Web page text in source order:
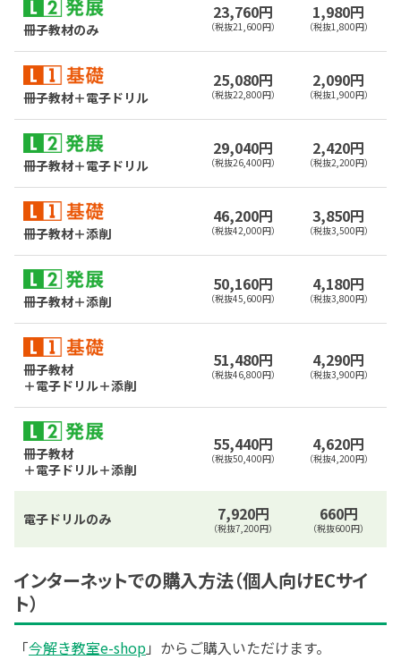
冊子教材のみ
23,760円
（税抜21,600円）
1,980円
（税抜1,800円）
冊子教材＋電子ドリル
25,080円
（税抜22,800円）
2,090円
（税抜1,900円）
冊子教材＋電子ドリル
29,040円
（税抜26,400円）
2,420円
（税抜2,200円）
冊子教材＋添削
46,200円
（税抜42,000円）
3,850円
（税抜3,500円）
冊子教材＋添削
50,160円
（税抜45,600円）
4,180円
（税抜3,800円）
冊子教材
＋電子ドリル＋添削
51,480円
（税抜46,800円）
4,290円
（税抜3,900円）
冊子教材
＋電子ドリル＋添削
55,440円
（税抜50,400円）
4,620円
（税抜4,200円）
電子ドリルのみ 7,920円
（税抜7,200円）
660円
（税抜600円）
インターネットでの購入方法（個人向けECサイ
ト）
「今解き教室e-shop」からご購入いただけます。